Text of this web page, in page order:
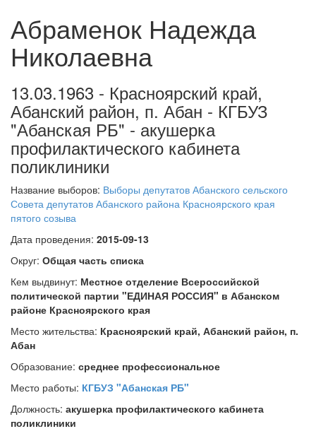
Абраменок Надежда
Николаевна
13.03.1963 - Красноярский край,
Абанский район, п. Абан - КГБУЗ
"Абанская РБ" - акушерка
профилактического кабинета
поликлиники
Название выборов: Выборы депутатов Абанского сельского
Совета депутатов Абанского района Красноярского края
пятого созыва
Дата проведения: 2015-09-13
Округ: Общая часть списка
Кем выдвинут: Местное отделение Всероссийской
политической партии "ЕДИНАЯ РОССИЯ" в Абанском
районе Красноярского края
Место жительства: Красноярский край, Абанский район, п.
Абан
Образование: среднее профессиональное
Место работы: КГБУЗ "Абанская РБ"
Должность: акушерка профилактического кабинета
поликлиники